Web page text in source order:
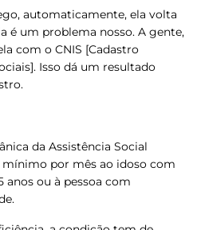
automaticamente, ela volta
é um problema nosso. A gente,
com o CNIS [Cadastro
Isso dá um resultado
da Assistência Social
mínimo por mês ao idoso com
anos ou à pessoa com